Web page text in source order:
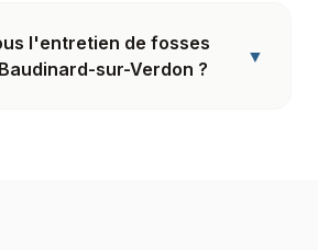
l'entretien de fosses
sur-Verdon ?
▼